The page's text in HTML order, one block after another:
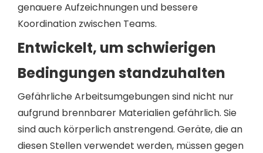
genauere Aufzeichnungen und bessere
Koordination zwischen Teams.
Entwickelt, um schwierigen
Bedingungen standzuhalten
Gefährliche Arbeitsumgebungen sind nicht nur
aufgrund brennbarer Materialien gefährlich. Sie
sind auch körperlich anstrengend. Geräte, die an
diesen Stellen verwendet werden, müssen gegen